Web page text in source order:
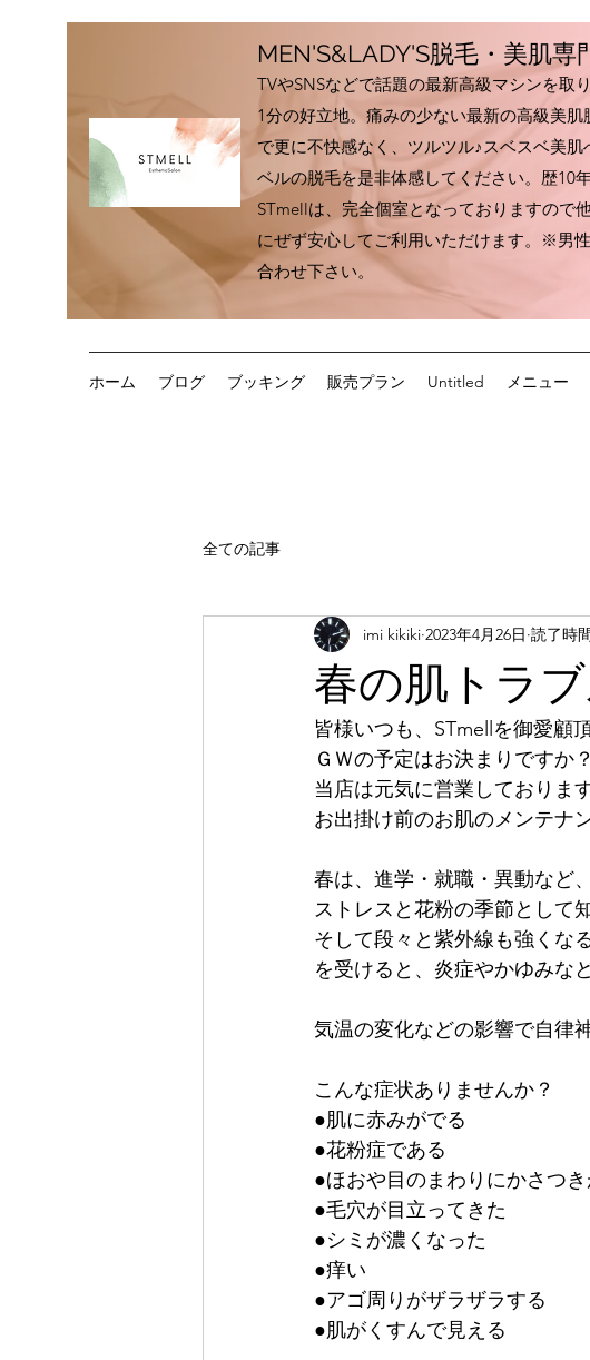
MEN'S&LADY'S脱毛・美肌専
TVやSNSなどで話題の最新高級マシンを取
1分の好立地。痛みの少ない最新の高級美
で更に不快感なく、ツルツル♪スベスベ美
ベルの脱毛を是非体感してください。歴10
STmellは、完全個室となっておりますので
にぜず安心してご利用いただけます。※男
合わせ下さい。
ホーム ブログ ブッキング 販売プラン Untitled メニュー
全ての記事
春の肌トラ
imi kikiki 2023年4月26日 読了時
皆様いつも、STmellを御愛顧
ＧＷの予定はお決まりですか？
当店は元気に営業しております
お出掛け前のお肌のメンテナ
春は、進学・就職・異動など
ストレスと花粉の季節として
そして段々と紫外線も強くな
を受けると、炎症やかゆみな
気温の変化などの影響で自律
こんな症状ありませんか？
●肌に赤みがでる
●花粉症である
●ほおや目のまわりにかさつ
●毛穴が目立ってきた
●シミが濃くなった
●痒い
●アゴ周りがザラザラする
●肌がくすんで見える